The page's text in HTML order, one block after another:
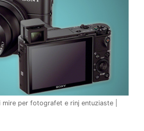
per fotografet e rinj entuziaste |